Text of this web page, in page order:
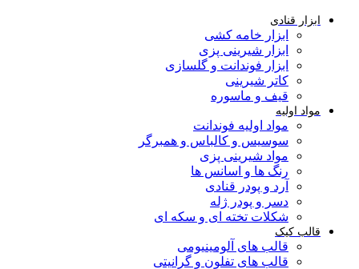
ابزار قنادی
ابزار خامه کشی
ابزار شیرینی پزی
ابزار فوندانت و گلسازی
کاتر شیرینی
قیف و ماسوره
مواد اولیه
مواد اولیه فوندانت
سوسیس و کالباس و همبرگر
مواد شیرینی پزی
رنگ ها و اسانس ها
آرد و پودر قنادی
دسر و پودر ژله
شکلات تخته ای و سکه ای
قالب کیک
قالب های آلومینیومی
قالب های تفلون و گرانیتی